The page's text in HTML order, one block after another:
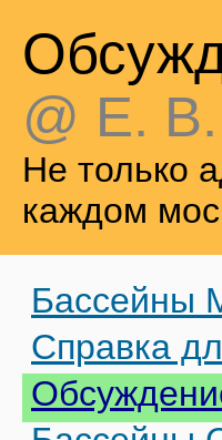
@ Е.
Не только
каждом
Бассейны
Справка